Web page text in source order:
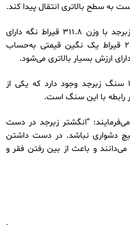
سطح بالاتری انتقال پیدا کند.
در شهر واشنگتن آمریکا از یک قطعه زبرجد با وزن 311.8 قیراط نگه دارای
می‌شود. به‌طورکلی یک زبرجد با وزن 20 قیراط یک نگین قیمتی به‌حساب
سنگ زبرجد وجود دارد که یکی از
رابطه با این سنگ است.
“انگشتر زبرجد در دست
دشواری نباشد. در دست داشتن
می‌دانند و باعث از بین رفتن فقر و